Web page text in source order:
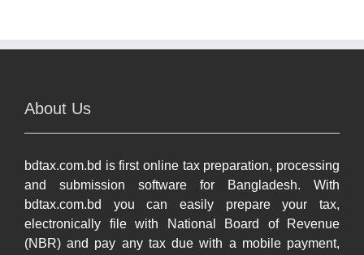
About Us
bdtax.com.bd is first online tax preparation, processing
and submission software for Bangladesh. With
bdtax.com.bd you can easily prepare your tax,
electronically file with National Board of Revenue
(NBR) and pay any tax due with a mobile payment,